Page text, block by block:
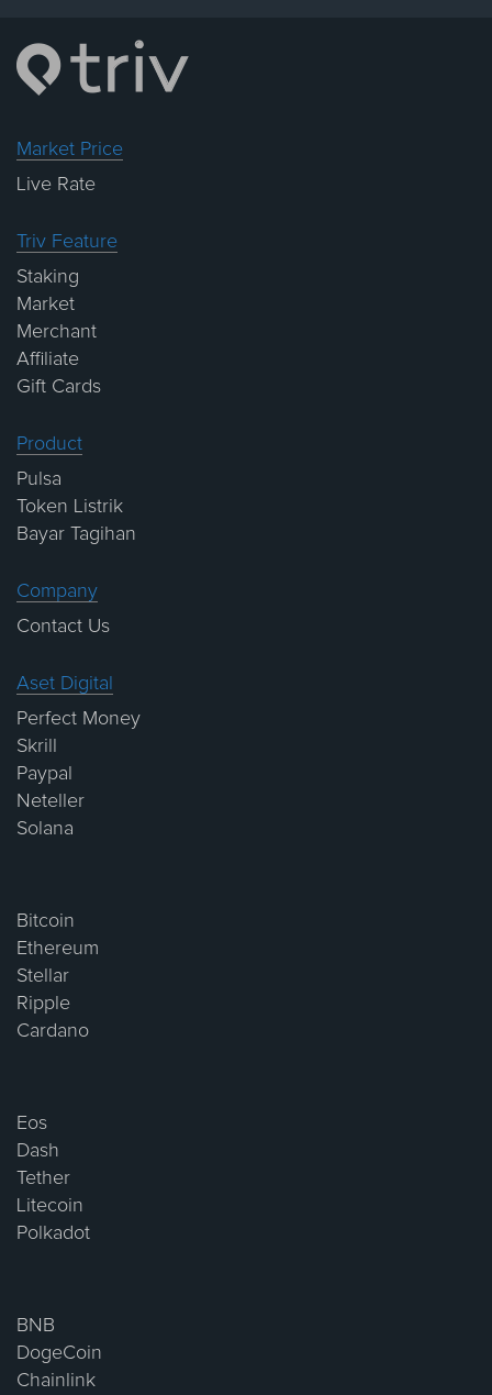
Market Price
Live Rate
Triv Feature
Staking
Market
Merchant
Affiliate
Gift Cards
Product
Pulsa
Token Listrik
Bayar Tagihan
Company
Contact Us
Aset Digital
Perfect Money
Skrill
Paypal
Neteller
Solana
Bitcoin
Ethereum
Stellar
Ripple
Cardano
Eos
Dash
Tether
Litecoin
Polkadot
BNB
DogeCoin
Chainlink